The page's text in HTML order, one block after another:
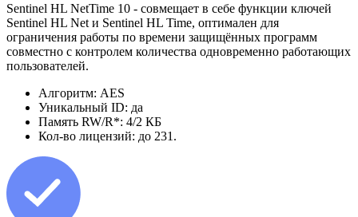
Sentinel HL NetTime 10 - совмещает в себе функции ключей
Sentinel HL Net и Sentinel HL Time, оптимален для
ограничения работы по времени защищённых программ
совместно с контролем количества одновременно работающих
пользователей.
Алгоритм: AES
Уникальный ID: да
Память RW/R*: 4/2 КБ
Кол-во лицензий: до 231.